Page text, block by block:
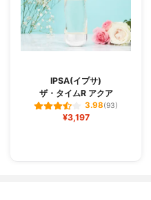
IPSA(イプサ)
ザ・タイムR アクア
3.98(93)
¥3,197